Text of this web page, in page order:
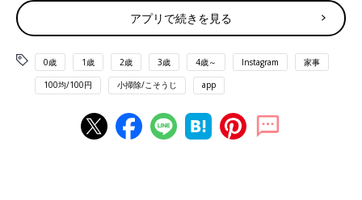
アプリで続きを見る
0歳 1歳 2歳 3歳 4歳～ Instagram 家事
100均/100円 小掃除/こそうじ app